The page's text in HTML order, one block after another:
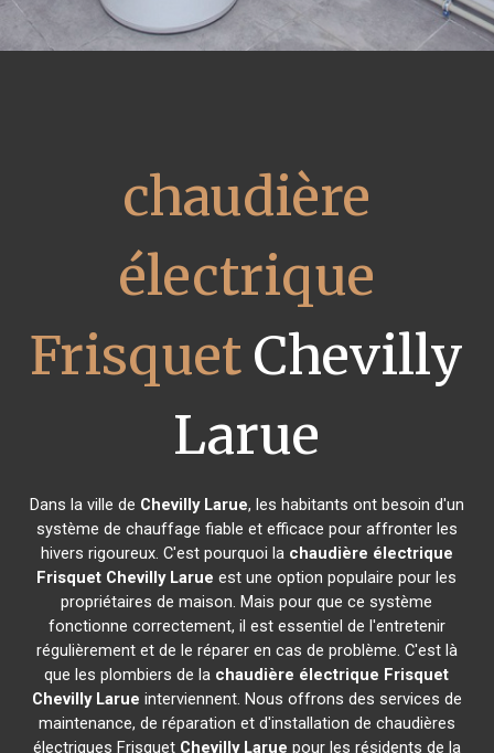
chaudière
électrique
Frisquet Chevilly
Larue
Dans la ville de Chevilly Larue, les habitants ont besoin d'un
système de chauffage fiable et efficace pour affronter les
hivers rigoureux. C'est pourquoi la chaudière électrique
Frisquet Chevilly Larue est une option populaire pour les
propriétaires de maison. Mais pour que ce système
fonctionne correctement, il est essentiel de l'entretenir
régulièrement et de le réparer en cas de problème. C'est là
que les plombiers de la chaudière électrique Frisquet
Chevilly Larue interviennent. Nous offrons des services de
maintenance, de réparation et d'installation de chaudières
électriques Frisquet Chevilly Larue pour les résidents de la